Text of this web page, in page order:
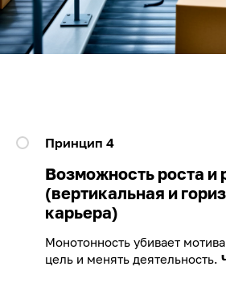
Принцип 4
Возможность роста и
(вертикальная и
карьера)
Монотонность убивает
цель и менять деятельность.